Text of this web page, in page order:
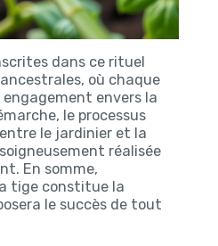
dans ce rituel
où chaque
envers la
le processus
le jardinier et la
réalisée
En somme,
tige constitue la
le succès de tout